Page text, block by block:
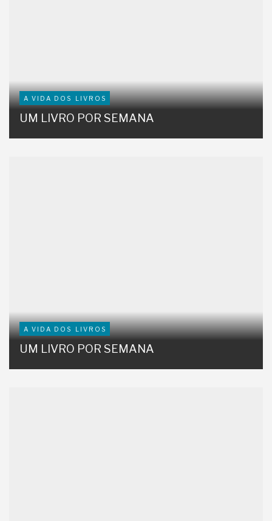
A VIDA DOS LIVROS
UM LIVRO POR SEMANA
A VIDA DOS LIVROS
UM LIVRO POR SEMANA